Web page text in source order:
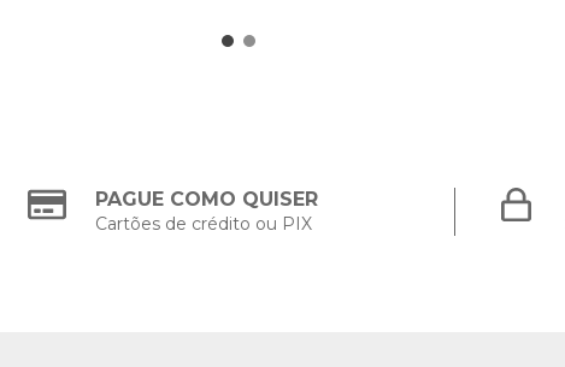
PAGUE COMO QUISER
Cartões de crédito ou PIX